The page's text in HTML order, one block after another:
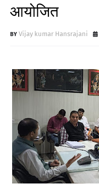
आयोजित
Vijay kumar Hansrajani